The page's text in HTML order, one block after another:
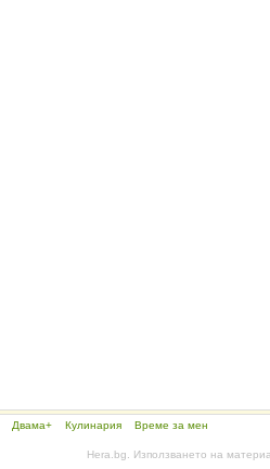
Двама+ Кулинария Време за мен
Hera.bg. Използването на